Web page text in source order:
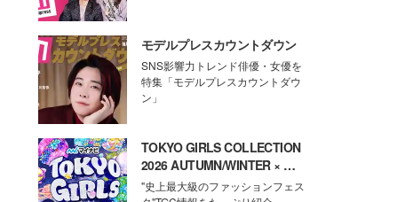
モデルプレスカウントダウン
SNS影響力トレンド俳優・女優を
特集「モデルプレスカウントダウ
ン」
TOKYO GIRLS COLLECTION
2026 AUTUMN/WINTER × モ
デルプレス
"史上最大級のファッションフェス